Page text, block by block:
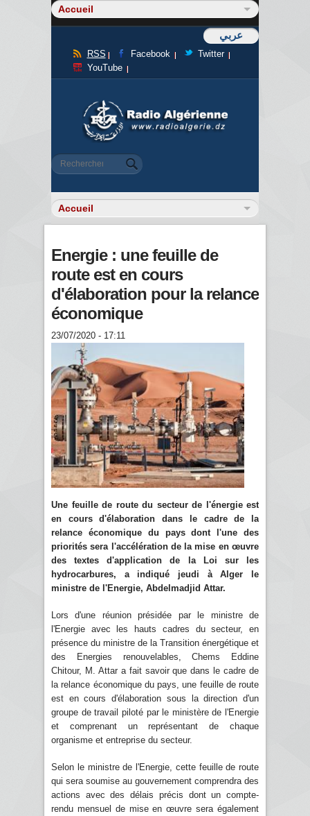
عربي
RSS Facebook
Twitter
YouTube
Formulaire de recherche
Rechercher
Energie : une feuille de
route est en cours
d'élaboration pour la relance
économique
23/07/2020 - 17:11
Une feuille de route du secteur de l'énergie est
en cours d'élaboration dans le cadre de la
relance économique du pays dont l'une des
priorités sera l'accélération de la mise en œuvre
des textes d'application de la Loi sur les
hydrocarbures, a indiqué jeudi à Alger le
ministre de l'Energie, Abdelmadjid Attar.
Lors d'une réunion présidée par le ministre de
l'Energie avec les hauts cadres du secteur, en
présence du ministre de la Transition énergétique et
des Energies renouvelables, Chems Eddine
Chitour, M. Attar a fait savoir que dans le cadre de
la relance économique du pays, une feuille de route
est en cours d'élaboration sous la direction d'un
groupe de travail piloté par le ministère de l'Energie
et comprenant un représentant de chaque
organisme et entreprise du secteur.
Selon le ministre de l'Energie, cette feuille de route
qui sera soumise au gouvernement comprendra des
actions avec des délais précis dont un compte-
rendu mensuel de mise en œuvre sera également